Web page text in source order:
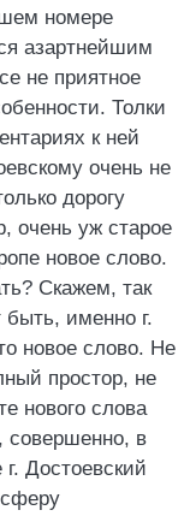
номере
азартнейшим
не приятное
Толки
к ней
очень не
дорогу
очень уж старое
новое слово.
Скажем, так
именно г.
новое слово. Не
простор, не
нового слова
совершенно, в
Достоевский